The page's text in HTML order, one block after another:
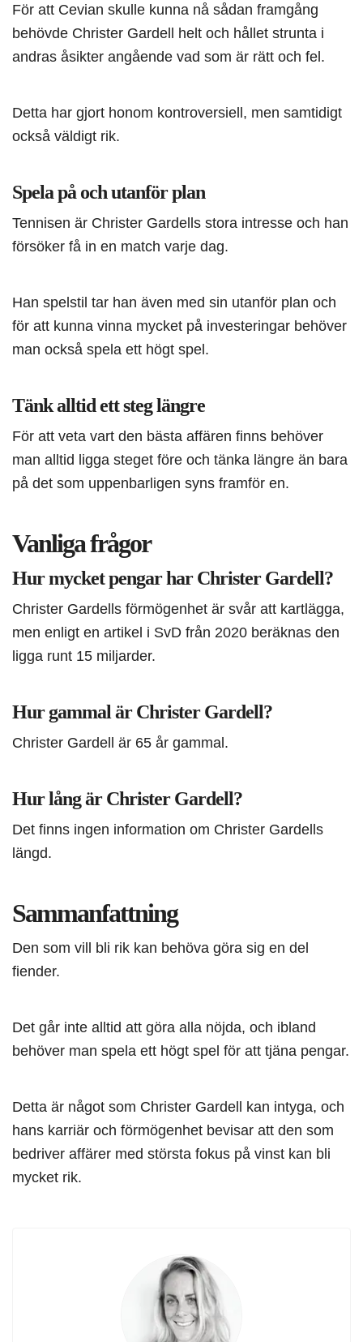
För att Cevian skulle kunna nå sådan framgång
behövde Christer Gardell helt och hållet strunta i
andras åsikter angående vad som är rätt och fel.
Detta har gjort honom kontroversiell, men samtidigt
också väldigt rik.
Spela på och utanför plan
Tennisen är Christer Gardells stora intresse och han
försöker få in en match varje dag.
Han spelstil tar han även med sin utanför plan och
för att kunna vinna mycket på investeringar behöver
man också spela ett högt spel.
Tänk alltid ett steg längre
För att veta vart den bästa affären finns behöver
man alltid ligga steget före och tänka längre än bara
på det som uppenbarligen syns framför en.
Vanliga frågor
Hur mycket pengar har Christer Gardell?
Christer Gardells förmögenhet är svår att kartlägga,
men enligt en artikel i SvD från 2020 beräknas den
ligga runt 15 miljarder.
Hur gammal är Christer Gardell?
Christer Gardell är 65 år gammal.
Hur lång är Christer Gardell?
Det finns ingen information om Christer Gardells
längd.
Sammanfattning
Den som vill bli rik kan behöva göra sig en del
fiender.
Det går inte alltid att göra alla nöjda, och ibland
behöver man spela ett högt spel för att tjäna pengar.
Detta är något som Christer Gardell kan intyga, och
hans karriär och förmögenhet bevisar att den som
bedriver affärer med största fokus på vinst kan bli
mycket rik.